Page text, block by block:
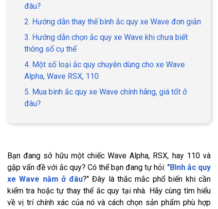
đâu?
2. Hướng dẫn thay thế bình ắc quy xe Wave đơn giản
3. Hướng dẫn chọn ắc quy xe Wave khi chưa biết
thông số cụ thể
4. Một số loại ắc quy chuyên dùng cho xe Wave
Alpha, Wave RSX, 110
5. Mua bình ắc quy xe Wave chính hãng, giá tốt ở
đâu?
Bạn đang sở hữu một chiếc Wave Alpha, RSX, hay 110 và
gặp vấn đề với ắc quy? Có thể bạn đang tự hỏi: "Bình ắc quy
xe Wave nằm ở đâu?" Đây là thắc mắc phổ biến khi cần
kiểm tra hoặc tự thay thế ắc quy tại nhà. Hãy cùng tìm hiểu
về vị trí chính xác của nó và cách chọn sản phẩm phù hợp